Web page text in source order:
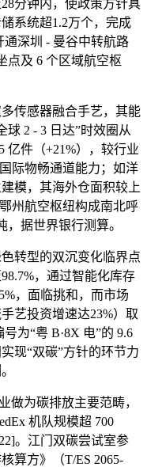
分钟内，使政策方针具
系统超1.2万个，完成
通深圳 - 曼谷中转航路
点及 6 个区域航空枢
传感器融合手艺，其能
球 2 - 3 日达”时效圈从
亿件（+21%），较行业
际物畅通道能力；如洋
模，其海外仓面积较上
州航空枢纽构成南北呼
据世界银行测算。
转型的双沉变化临界点
，通过智能化库存
，面临挑和，而市场
艺投资增速达23%）取
为“粤 B·8X 电”的 9.6
现“双碳”方针的环节力
为碳排放主要范畴，
机队规模超 700
。江门双碳尝试室参
算方》（T/ES 2065-